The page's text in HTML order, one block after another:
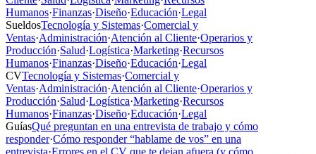
Humanos·Finanzas·Diseño·Educación·Legal
SueldosTecnología y Sistemas·Comercial y
Ventas·Administración·Atención al Cliente·Operarios y
Producción·Salud·Logística·Marketing·Recursos
Humanos·Finanzas·Diseño·Educación·Legal
CVTecnología y Sistemas·Comercial y
Ventas·Administración·Atención al Cliente·Operarios y
Producción·Salud·Logística·Marketing·Recursos
Humanos·Finanzas·Diseño·Educación·Legal
GuíasQué preguntan en una entrevista de trabajo y cómo
responder·Cómo responder “hablame de vos” en una
entrevista·Errores en el CV que te dejan afuera (y cómo